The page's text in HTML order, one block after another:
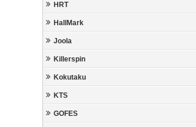
HRT
HallMark
Joola
Killerspin
Kokutaku
KTS
GOFES